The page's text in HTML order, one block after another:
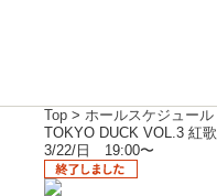
Top > ホールスケジュール
TOKYO DUCK VOL.3 紅歌
3/22/日 19:00〜